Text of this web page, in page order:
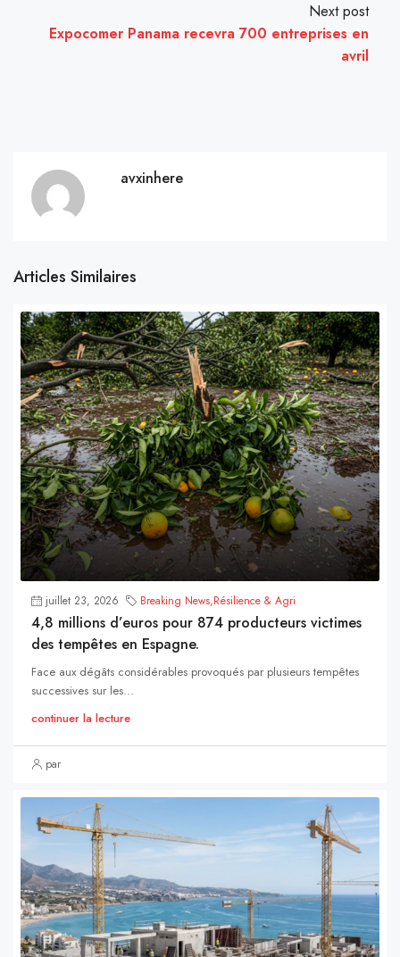
Next post
Expocomer Panama recevra 700 entreprises en
avril
avxinhere
Articles Similaires
juillet 23, 2026 Breaking News,Résilience & Agri
4,8 millions d’euros pour 874 producteurs victimes
des tempêtes en Espagne.
Face aux dégâts considérables provoqués par plusieurs tempêtes
successives sur les...
continuer la lecture
par